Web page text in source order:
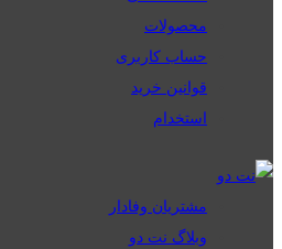
محصولات
حساب کاربری
قوانین خرید
استخدام
مشتریان وفادار
وبلاگ نت دو